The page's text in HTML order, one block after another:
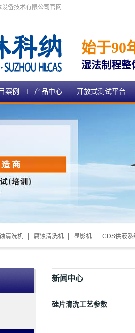
备技术有限公司官网
始于90
湿法制程整
案例 产品中心 开放式测试平台
清洗机 腐蚀清洗机 显影机 CDS供液系
新闻中心
硅片清洗工艺参数